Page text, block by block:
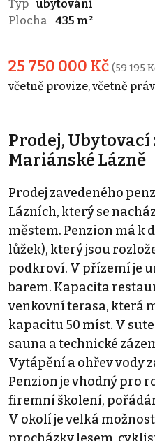
Typ ubytování
Plocha
435 m²
25 750 000 Kč (59 195
včetně provize, včetně
Prodej, Ubytovací
Mariánské Lázně
Prodej zavedeného
Lázních, který se
městem. Penzion má k
lůžek), který jsou
podkroví. V přízemí je
barem. Kapacita
venkovní terasa, která
kapacitu 50 míst. V
sauna a technické
Vytápění a ohřev vody
Penzion je vhodný pro
firemní školení,
V okolí je velká